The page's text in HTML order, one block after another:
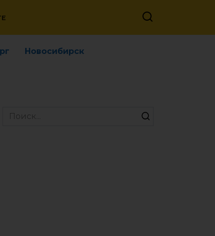
Новосибирск
Search